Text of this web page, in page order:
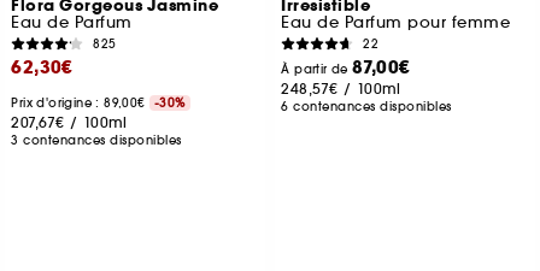
Flora Gorgeous Jasmine
Eau de Parfum
825
62,30€
Prix d'origine : 89,00€ -30%
207,67€ / 100ml
3 contenances disponibles
Irresistible
Eau de Parfum pour femme
22
À partir de87,00€
248,57€ / 100ml
6 contenances disponibles